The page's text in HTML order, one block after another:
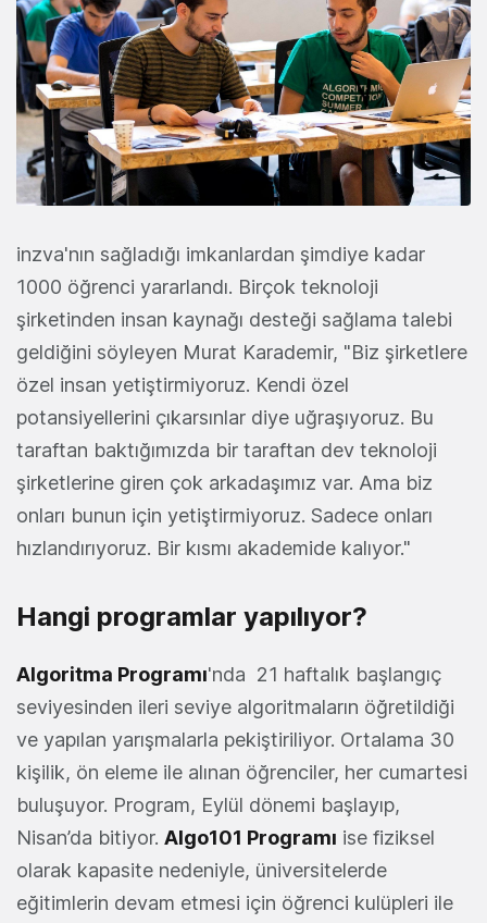
inzva'nın sağladığı imkanlardan şimdiye kadar
1000 öğrenci yararlandı. Birçok teknoloji
şirketinden insan kaynağı desteği sağlama talebi
geldiğini söyleyen Murat Karademir, "Biz şirketlere
özel insan yetiştirmiyoruz. Kendi özel
potansiyellerini çıkarsınlar diye uğraşıyoruz. Bu
taraftan baktığımızda bir taraftan dev teknoloji
şirketlerine giren çok arkadaşımız var. Ama biz
onları bunun için yetiştirmiyoruz. Sadece onları
hızlandırıyoruz. Bir kısmı akademide kalıyor."
Hangi programlar yapılıyor?
Algoritma Programı'nda 21 haftalık başlangıç
seviyesinden ileri seviye algoritmaların öğretildiği
ve yapılan yarışmalarla pekiştiriliyor. Ortalama 30
kişilik, ön eleme ile alınan öğrenciler, her cumartesi
buluşuyor. Program, Eylül dönemi başlayıp,
Nisan’da bitiyor. Algo101 Programı ise fiziksel
olarak kapasite nedeniyle, üniversitelerde
eğitimlerin devam etmesi için öğrenci kulüpleri ile